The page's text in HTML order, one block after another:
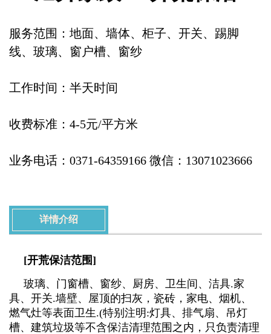
服务范围：地面、墙体、柜子、开关、踢脚
线、玻璃、窗户槽、窗纱
工作时间：半天时间
收费标准：4-5元/平方米
业务电话：0371-64359166 微信：13071023666
详情介绍
[开荒保洁范围]
玻璃、门窗槽、窗纱、厨房、卫生间、洁具.家
具、开关.墙壁、屋顶的扫灰，瓷砖，家电、烟机、
燃气灶等表面卫生.(特别注明:灯具、排气扇、吊灯
槽、建筑垃圾等不含保洁清理范围之内，只负责清理